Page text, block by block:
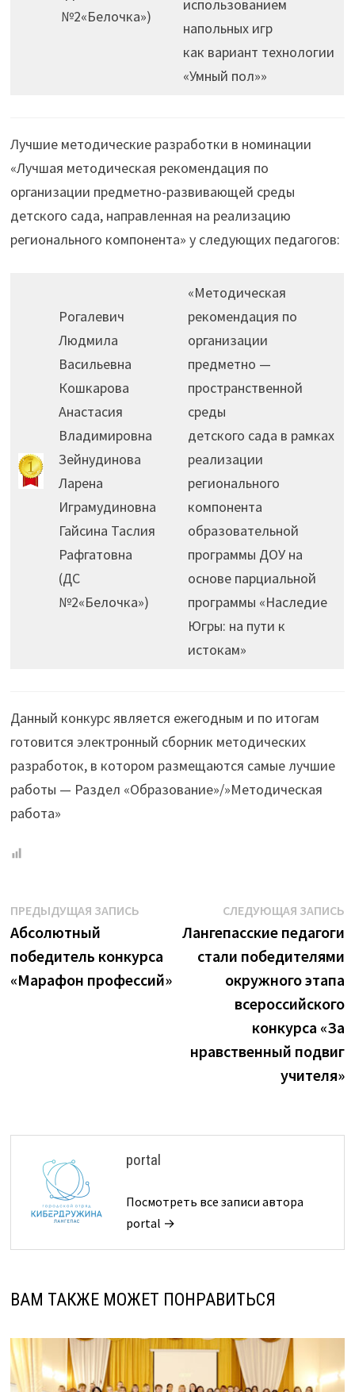
№2«Белочка»)
использованием
напольных игр
как вариант технологии
«Умный пол»»
Лучшие методические разработки в номинации
«Лучшая методическая рекомендация по
организации предметно-развивающей среды
детского сада, направленная на реализацию
регионального компонента» у следующих педагогов:
Рогалевич
Людмила
Васильевна
Кошкарова
Анастасия
Владимировна
Зейнудинова
Ларена
Играмудиновна
Гайсина Таслия
Рафгатовна
(ДС
№2«Белочка»)
«Методическая
рекомендация по
организации
предметно —
пространственной
среды
детского сада в рамках
реализации
регионального
компонента
образовательной
программы ДОУ на
основе парциальной
программы «Наследие
Югры: на пути к
истокам»
Данный конкурс является ежегодным и по итогам
готовится электронный сборник методических
разработок, в котором размещаются самые лучшие
работы — Раздел «Образование»/»Методическая
работа»
Навигация
по
записям
ПРЕДЫДУЩАЯ ЗАПИСЬПредыдущая
Абсолютный
победитель конкурса
«Марафон профессий»
СЛЕДУЮЩАЯ ЗАПИСЬ
Лангепасские педагоги
стали победителями
окружного этапа
всероссийского
конкурса «За
нравственный подвиг
учителя»
portal
Посмотреть все записи автора
portal →
ВАМ ТАКЖЕ МОЖЕТ ПОНРАВИТЬСЯ